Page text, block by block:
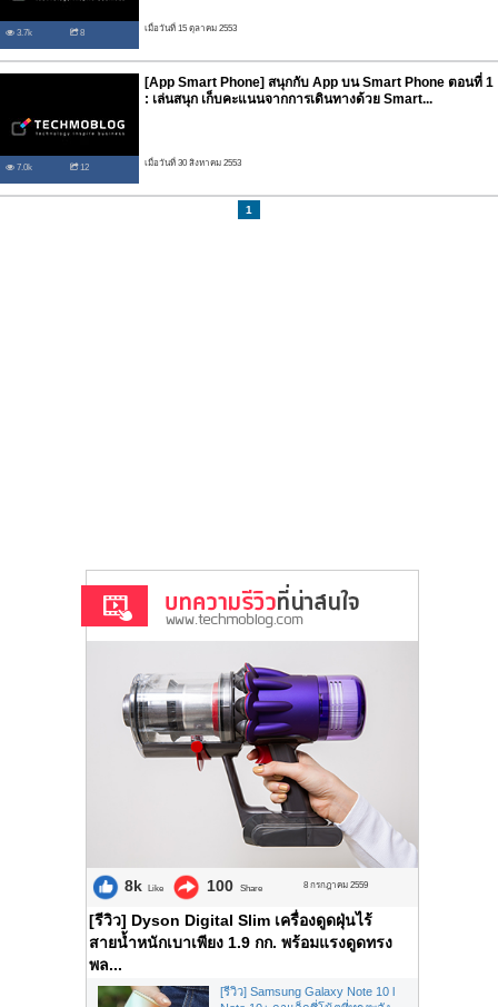
3.7k 8 เมื่อวันที่ 15 ตุลาคม 2553
7.0k 12
[App Smart Phone] สนุกกับ App บน Smart Phone ตอนที่ 1
: เล่นสนุก เก็บคะแนนจากการเดินทางด้วย Smart...
เมื่อวันที่ 30 สิงหาคม 2553
1
8k Like 100 Share 8 กรกฎาคม 2559
[รีวิว] Dyson Digital Slim เครื่องดูดฝุ่นไร้
สายน้ำหนักเบาเพียง 1.9 กก. พร้อมแรงดูดทรง
พล...
[รีวิว] Samsung Galaxy Note 10 l